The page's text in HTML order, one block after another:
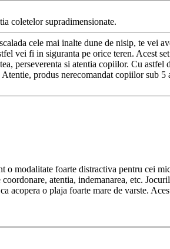
coletelor supradimensionate.
cele mai inalte dune de nisip, te
vei fi in siguranta pe orice teren. Acest
perseverenta si atentia copiilor. Cu
produs nerecomandat copiilor sub
o modalitate foarte distractiva pentru cei
atentia, indemanarea, etc.
acopera o plaja foarte mare de varste.